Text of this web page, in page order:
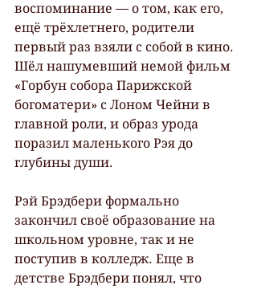
воспоминание — о том, как его,
ещё трёхлетнего, родители
первый раз взяли с собой в кино.
Шёл нашумевший немой фильм
«Горбун собора Парижской
богоматери» с Лоном Чейни в
главной роли, и образ урода
поразил маленького Рэя до
глубины души.
Рэй Брэдбери формально
закончил своё образование на
школьном уровне, так и не
поступив в колледж. Еще в
детстве Брэдбери понял, что